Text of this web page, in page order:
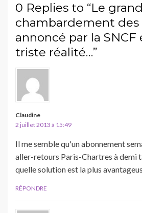
0 Replies to “Le grand
chambardement des
annoncé par la SNCF
triste réalité…”
Claudine
2 juillet 2013 à 15:49
Il me semble qu'un abonnement
aller-retours Paris-Chartres à demi
quelle solution est la plus
RÉPONDRE